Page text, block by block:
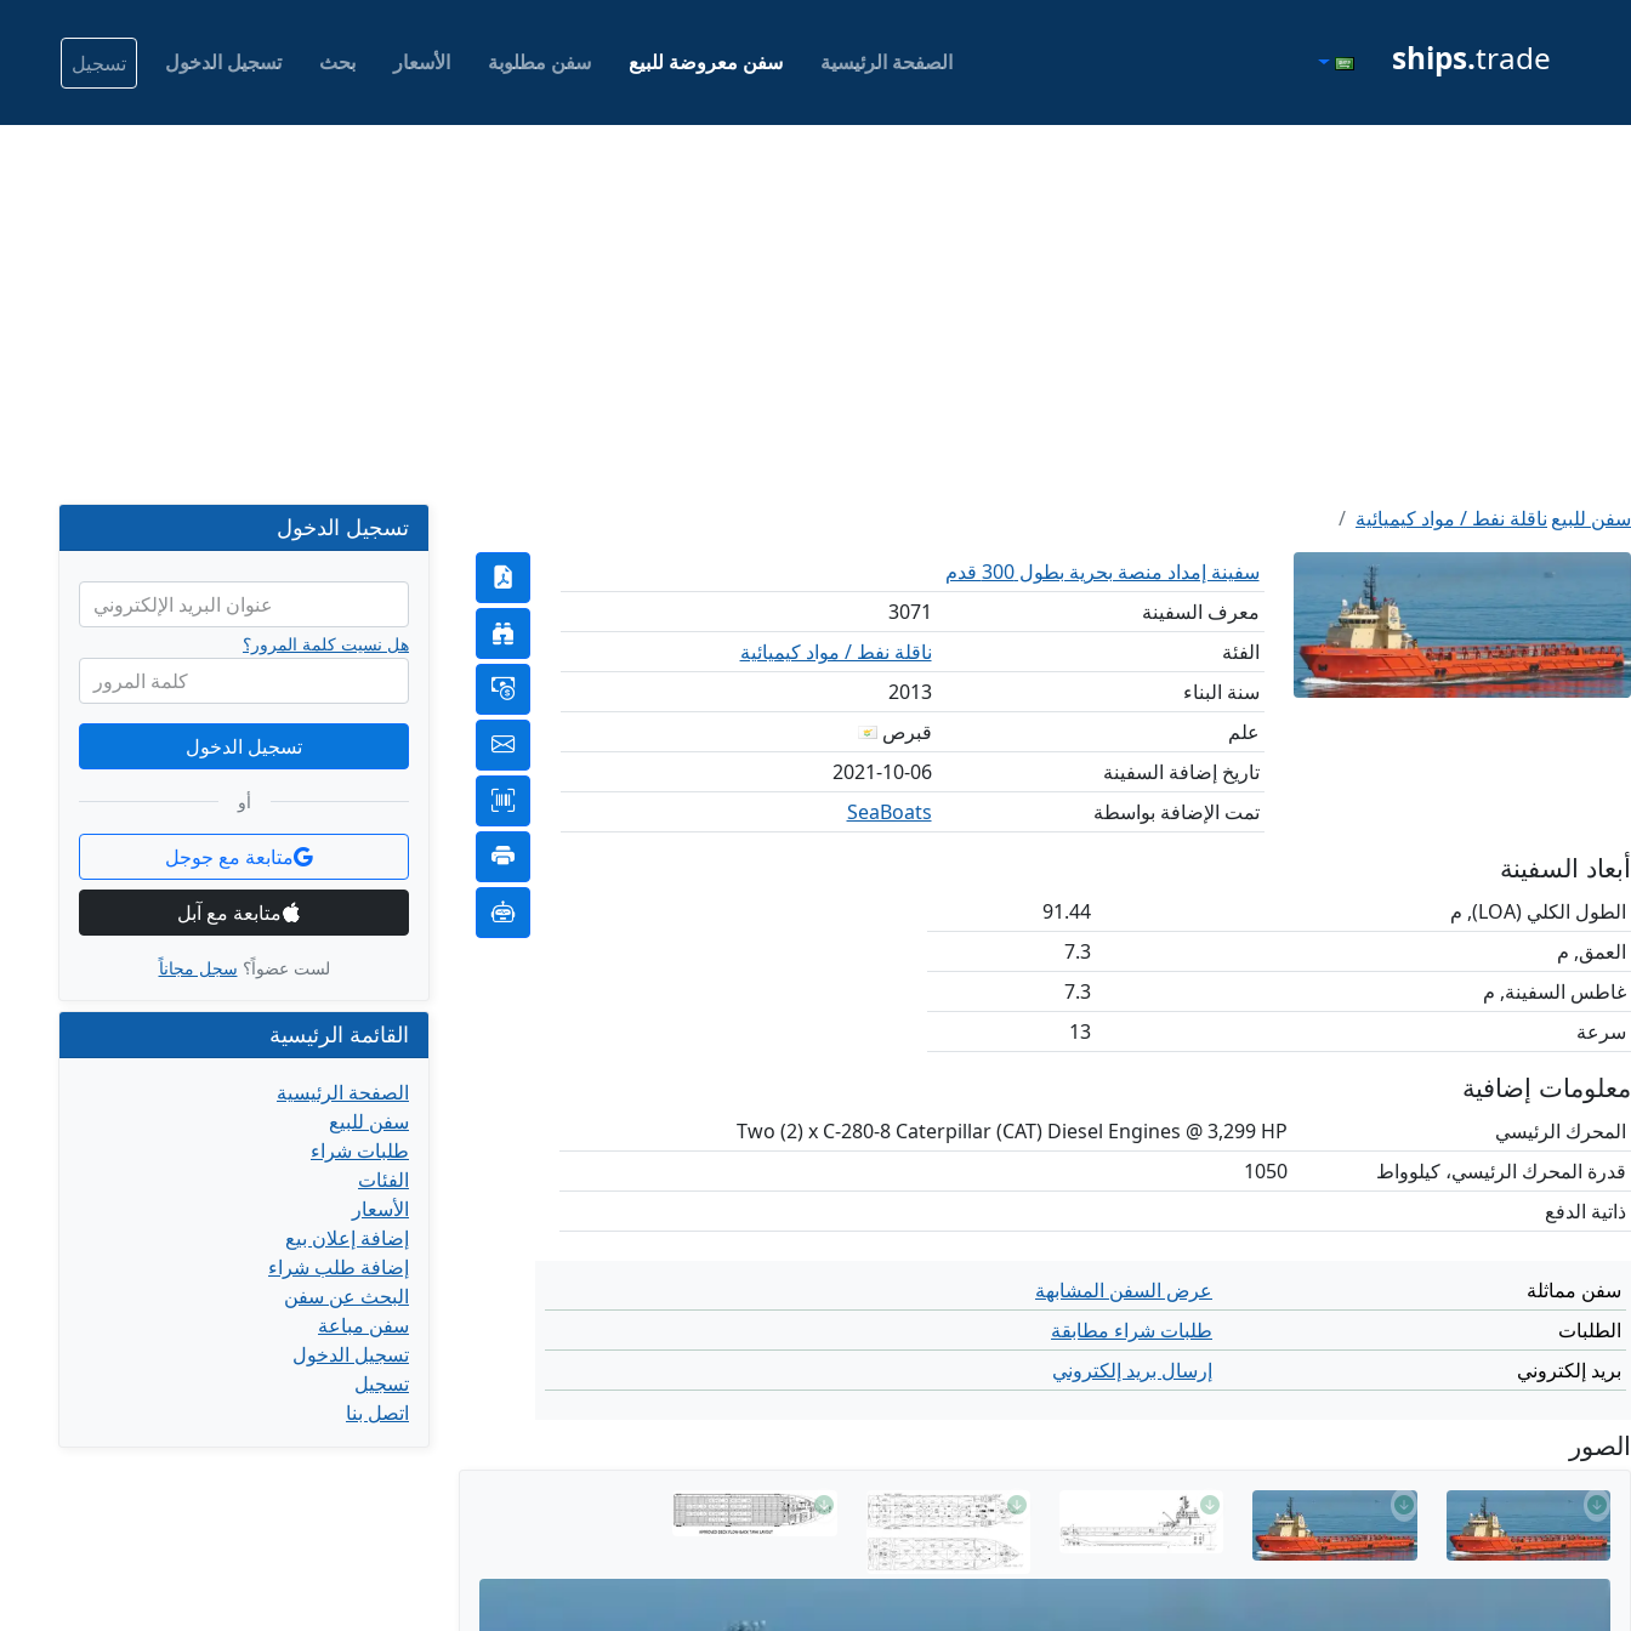
ships.trade الصفحة الرئيسية سفن معروضة للبيع سفن مطلوبة الأسعار بحث تسجيل الدخول تسجيل
سفن للبيع ناقلة نفط / مواد كيميائية
سفينة إمداد منصة بحرية بطول 300 قدم
معرف السفينة
3071
الفئة
ناقلة نفط / مواد كيميائية
سنة البناء
2013
علم
قبرص
تاريخ إضافة السفينة
2021-10-06
تمت الإضافة بواسطة
SeaBoats
أبعاد السفينة
الطول الكلي (LOA), م
91.44
العمق, م
7.3
غاطس السفينة, م
7.3
سرعة
13
معلومات إضافية
المحرك الرئيسي
Two (2) x C-280-8 Caterpillar (CAT) Diesel Engines @ 3,299 HP
قدرة المحرك الرئيسي، كيلوواط
1050
ذاتية الدفع
سفن مماثلة
عرض السفن المشابهة
الطلبات
طلبات شراء مطابقة
بريد إلكتروني
إرسال بريد إلكتروني
الصور
تسجيل الدخول
عنوان البريد الإلكتروني
كلمة المرور
هل نسيت كلمة المرور؟
تسجيل الدخول
أو
متابعة مع جوجل
متابعة مع آبل
لست عضواً؟ سجل مجاناً
القائمة الرئيسية
الصفحة الرئيسية
سفن للبيع
طلبات شراء
الفئات
الأسعار
إضافة إعلان بيع
إضافة طلب شراء
البحث عن سفن
سفن مباعة
تسجيل الدخول
تسجيل
اتصل بنا